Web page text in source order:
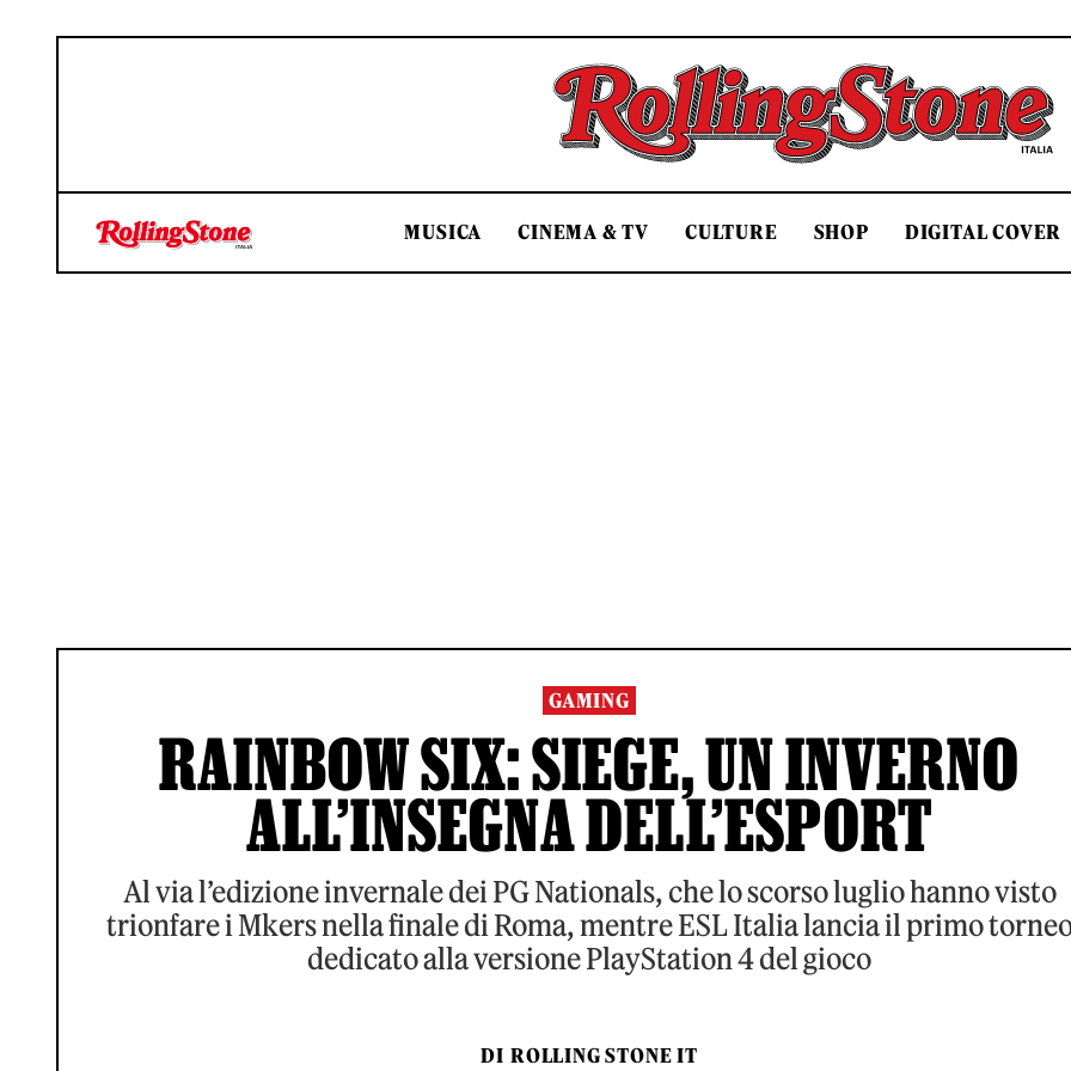
Rolling Stone Italia
MUSICA CINEMA & TV CULTURE SHOP DIGITAL COVER
GAMING
RAINBOW SIX: SIEGE, UN INVERNO
ALL’INSEGNA DELL’ESPORT
Al via l’edizione invernale dei PG Nationals, che lo scorso luglio hanno visto
trionfare i Mkers nella finale di Roma, mentre ESL Italia lancia il primo
dedicato alla versione PlayStation 4 del gioco
DI ROLLING STONE IT